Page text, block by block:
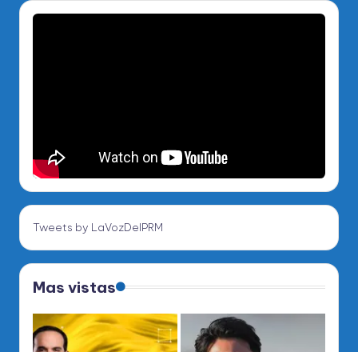
Tweets by LaVozDelPRM
Mas vistas